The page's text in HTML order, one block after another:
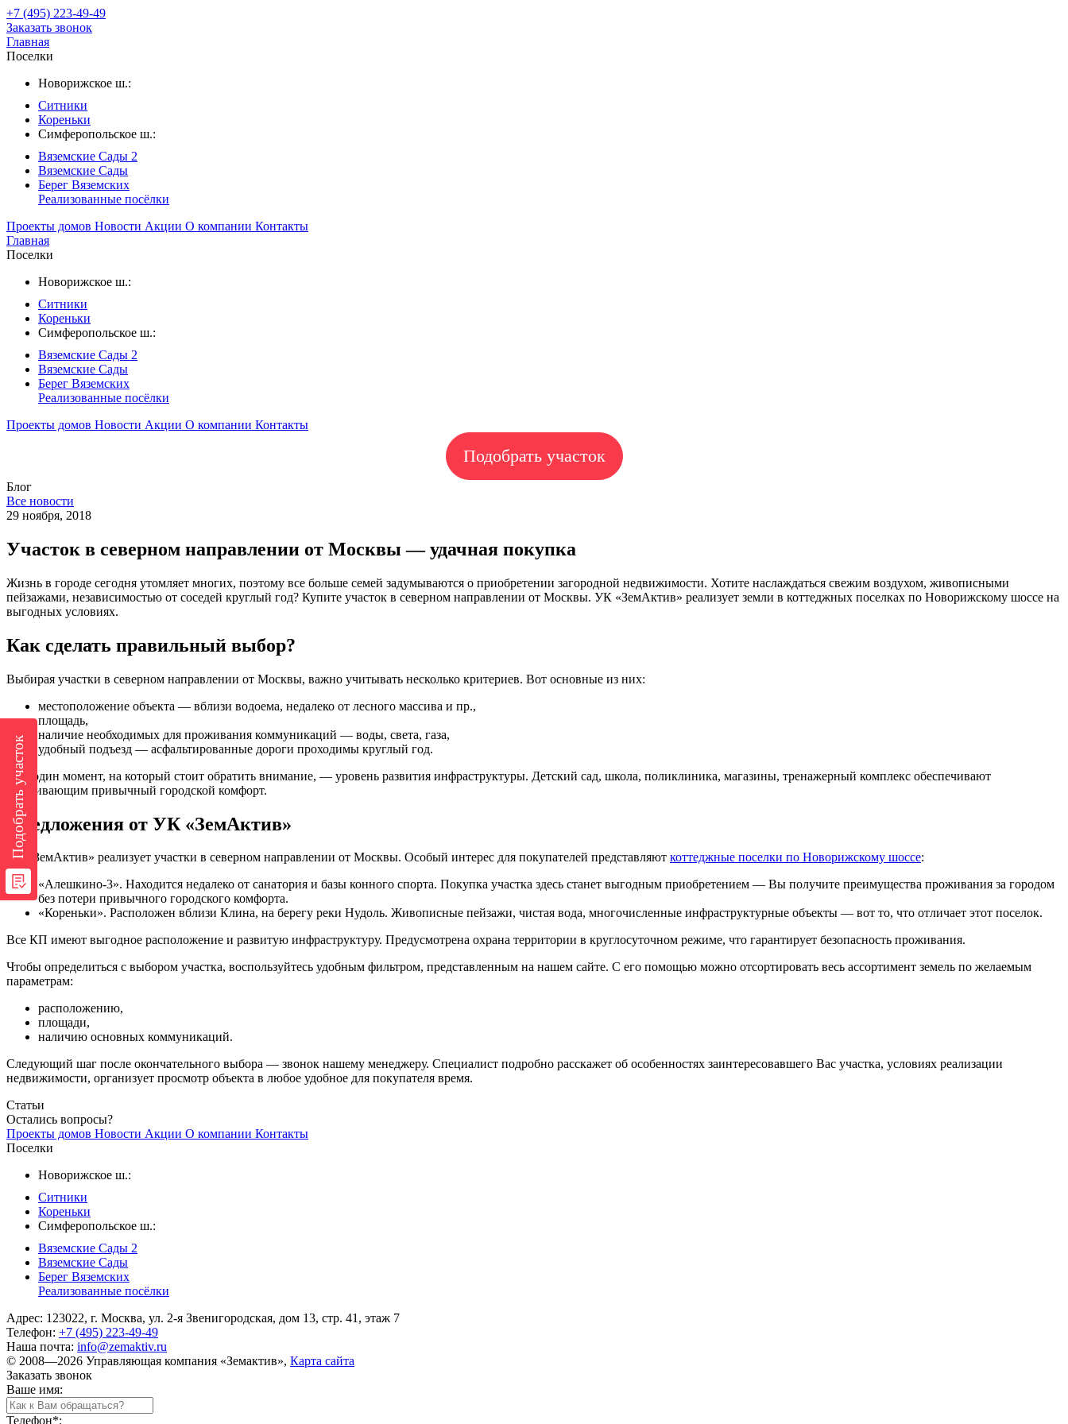
+7 (495) 223-49-49
Заказать звонок
Главная
Поселки
Новорижское ш.:
Ситники
Кореньки
Симферопольское ш.:
Вяземские Сады 2
Вяземские Сады
Берег Вяземскиx
Реализованные посёлки
Проекты домов Новости Акции О компании Контакты
Главная
Поселки
Новорижское ш.:
Ситники
Кореньки
Симферопольское ш.:
Вяземские Сады 2
Вяземские Сады
Берег Вяземскиx
Реализованные посёлки
Проекты домов Новости Акции О компании Контакты
Подобрать участок
Подобрать участок
Блог
Все новости
29 ноября, 2018
Участок в северном направлении от Москвы — удачная покупка
Жизнь в городе сегодня утомляет многих, поэтому все больше семей задумываются о приобретении загородной недвижимости. Хотите наслаждаться свежим воздухом, живописными
пейзажами, независимостью от соседей круглый год? Купите участок в северном направлении от Москвы. УК «ЗемАктив» реализует земли в коттеджных поселках по Новорижскому шоссе на
выгодных условиях.
Как сделать правильный выбор?
Выбирая участки в северном направлении от Москвы, важно учитывать несколько критериев. Вот основные из них:
местоположение объекта — вблизи водоема, недалеко от лесного массива и пр.,
площадь,
наличие необходимых для проживания коммуникаций — воды, света, газа,
удобный подъезд — асфальтированные дороги проходимы круглый год.
Еще один момент, на который стоит обратить внимание, — уровень развития инфраструктуры. Детский сад, школа, поликлиника, магазины, тренажерный комплекс обеспечивают
проживающим привычный городской комфорт.
Предложения от УК «ЗемАктив»
УК «ЗемАктив» реализует участки в северном направлении от Москвы. Особый интерес для покупателей представляют коттеджные поселки по Новорижскому шоссе:
«Алешкино-3». Находится недалеко от санатория и базы конного спорта. Покупка участка здесь станет выгодным приобретением — Вы получите преимущества проживания за городом
без потери привычного городского комфорта.
«Кореньки». Расположен вблизи Клина, на берегу реки Нудоль. Живописные пейзажи, чистая вода, многочисленные инфраструктурные объекты — вот то, что отличает этот поселок.
Все КП имеют выгодное расположение и развитую инфраструктуру. Предусмотрена охрана территории в круглосуточном режиме, что гарантирует безопасность проживания.
Чтобы определиться с выбором участка, воспользуйтесь удобным фильтром, представленным на нашем сайте. С его помощью можно отсортировать весь ассортимент земель по желаемым
параметрам:
расположению,
площади,
наличию основных коммуникаций.
Следующий шаг после окончательного выбора — звонок нашему менеджеру. Специалист подробно расскажет об особенностях заинтересовавшего Вас участка, условиях реализации
недвижимости, организует просмотр объекта в любое удобное для покупателя время.
Статьи
Остались вопросы?
Проекты домов Новости Акции О компании Контакты
Поселки
Новорижское ш.:
Ситники
Кореньки
Симферопольское ш.:
Вяземские Сады 2
Вяземские Сады
Берег Вяземскиx
Реализованные посёлки
Адрес: 123022, г. Москва, ул. 2-я Звенигородская, дом 13, стр. 41, этаж 7
Телефон: +7 (495) 223-49-49
Наша почта: info@zemaktiv.ru
© 2008—2026 Управляющая компания «Земактив», Карта сайта
Заказать звонок
Ваше имя:
Телефон*: